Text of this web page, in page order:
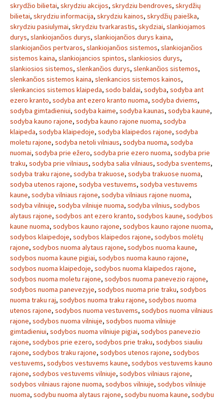
skrydžio bilietai, skrydziu akcijos, skrydziu bendroves, skrydžių
bilietai, skrydziu informacija, skrydziu kainos, skrydžių paieška,
skrydziu pasiulymai, skrydziu tvarkarastis, skydziai, slankiojamos
durys, slankiojančios durys, slankiojančios durys kaina,
slankiojančios pertvaros, slankiojančios sistemos, slankiojančios
sistemos kaina, slankiojancios spintos, slankiosios durys,
slankiosios sistemos, slenkančios durys, slenkančios sistemos,
slenkančios sistemos kaina, slenkancios sistemos kainos,
slenkancios sistemos klaipeda, sodo baldai, sodyba, sodyba ant
ezero kranto, sodyba ant ezero kranto nuoma, sodyba dviems,
sodyba gimtadieniui, sodyba kaime, sodyba kaunas, sodyba kaune,
sodyba kauno rajone, sodyba kauno rajone nuoma, sodyba
klaipeda, sodyba klaipedoje, sodyba klaipedos rajone, sodyba
moletu rajone, sodyba netoli vilniaus, sodyba nuoma, sodyba
nuomai, sodyba prie ežero, sodyba prie ezero nuoma, sodyba prie
traku, sodyba prie vilniaus, sodyba salia vilniaus, sodyba sventems,
sodyba traku rajone, sodyba trakuose, sodyba trakuose nuoma,
sodyba utenos rajone, sodyba vestuvems, sodyba vestuvems
kaune, sodyba vilniaus rajone, sodyba vilniaus rajone nuoma,
sodyba vilniuje, sodyba vilniuje nuoma, sodyba vilnius, sodybos
alytaus rajone, sodybos ant ezero kranto, sodybos kaune, sodybos
kaune nuoma, sodybos kauno rajone, sodybos kauno rajone nuoma,
sodybos klaipedoje, sodybos klaipedos rajone, sodybos molėtų
rajone, sodybos nuoma alytaus rajone, sodybos nuoma kaune,
sodybos nuoma kaune pigiai, sodybos nuoma kauno rajone,
sodybos nuoma klaipedoje, sodybos nuoma klaipedos rajone,
sodybos nuoma moletu rajone, sodybos nuoma panevezio rajone,
sodybos nuoma panevezyje, sodybos nuoma prie traku, sodybos
nuoma traku raj, sodybos nuoma traku rajone, sodybos nuoma
utenos rajone, sodybos nuoma vestuvems, sodybos nuoma vilniaus
rajone, sodybos nuoma vilniuje, sodybos nuoma vilniuje
gimtadieniui, sodybos nuoma vilniuje pigiai, sodybos panevezio
rajone, sodybos prie ezero, sodybos prie traku, sodybos siauliu
rajone, sodybos traku rajone, sodybos utenos rajone, sodybos
vestuvems, sodybos vestuvems kaune, sodybos vestuvems kauno
rajone, sodybos vestuvems vilniuje, sodybos vilniaus rajone,
sodybos vilniaus rajone nuoma, sodybos vilniuje, sodybos vilniuje
nuoma, sodybu nuoma alytaus rajone, sodybu nuoma kaune, sodybu